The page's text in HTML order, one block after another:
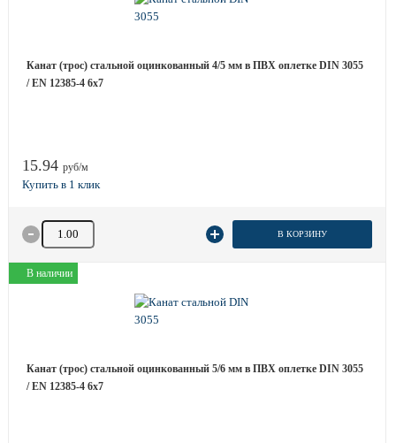
Канат (трос) стальной оцинкованный 4/5 мм в ПВХ оплетке DIN 3055
/ EN 12385-4 6x7
15.94 руб/м
Количество товара В КОРЗИНУ
В наличии
Канат (трос) стальной оцинкованный 5/6 мм в ПВХ оплетке DIN 3055
/ EN 12385-4 6x7